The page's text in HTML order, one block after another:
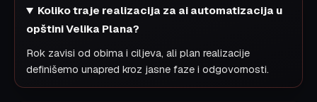
Koliko traje realizacija za ai automatizacija u
opštini Velika Plana?
Rok zavisi od obima i ciljeva, ali plan realizacije
definišemo unapred kroz jasne faze i odgovornosti.